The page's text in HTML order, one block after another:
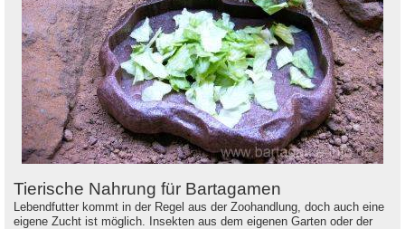
Tierische Nahrung für Bartagamen
Lebendfutter kommt in der Regel aus der Zoohandlung, doch auch eine
eigene Zucht ist möglich. Insekten aus dem eigenen Garten oder der